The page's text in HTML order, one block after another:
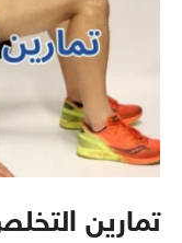
تمارين